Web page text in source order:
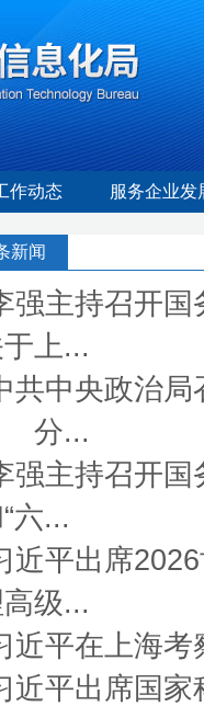
作动态 服务企业发
新闻
强主持召开
上...
共中央政治
...
强主持召开
六...
近平出席
级...
近平在上海考
近平出席国